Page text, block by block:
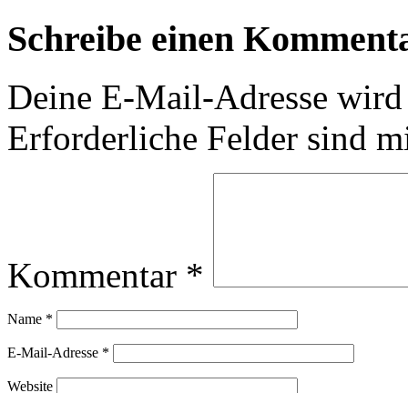
Schreibe einen
Deine E-Mail-Adresse
Erforderliche Felder sind
Kommentar *
Name *
E-Mail-Adresse *
Website